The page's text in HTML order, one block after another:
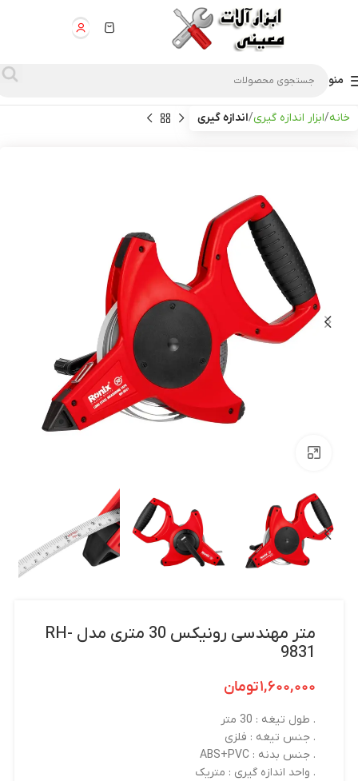
منو
خانه ابزار اندازه گیری اندازه گیری
متر مهندسی رونیکس 30 متری مدل RH-
9831
۱,۶۰۰,۰۰۰تومان
. طول تیغه : 30 متر
. جنس تیغه : فلزی
. جنس بدنه : ABS+PVC
. واحد اندازه گیری : متریک